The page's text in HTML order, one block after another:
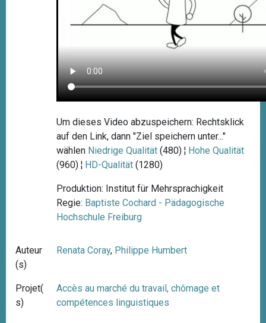
Um dieses Video abzuspeichern: Rechtsklick
auf den Link, dann "Ziel speichern unter..."
wählen Niedrige Qualität (480) ¦ Hohe Qualität
(960) ¦ HD-Qualität (1280)
Produktion: Institut für Mehrsprachigkeit
Regie: Baptiste Cochard - Pädagogische
Hochschule Freiburg
Auteur
(s)
Renata Coray, Philippe Humbert
Projet(
s)
Accès au marché du travail, chômage et
compétences linguistiques